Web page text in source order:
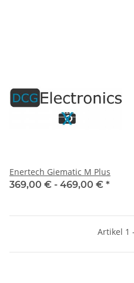
Enertech Giematic M Plus
369,00 € - 469,00 € *
Artikel 1